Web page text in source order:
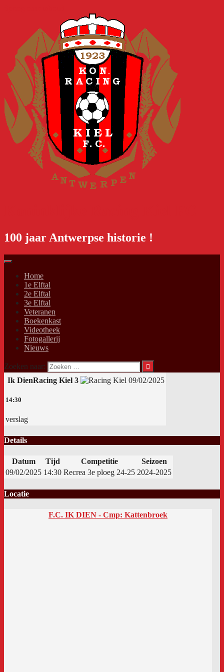
100 jaar Antwerpse historie !
Home
1e Elftal
2e Elftal
3e Elftal
Veteranen
Boekenkast
Videotheek
Fotogallerij
Nieuws
Zoeken naar:
Ik DienRacing Kiel 3 09/02/2025
14:30
verslag
Details
Datum Tijd Competitie
Seizoen
09/02/2025 14:30 Recrea 3e ploeg 24-25 2024-2025
Locatie
F.C. IK DIEN - Cmp: Kattenbroek